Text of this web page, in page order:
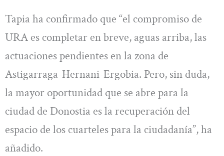
Tapia ha confirmado que “el compromiso de
URA es completar en breve, aguas arriba, las
actuaciones pendientes en la zona de
Astigarraga-Hernani-Ergobia. Pero, sin duda,
la mayor oportunidad que se abre para la
ciudad de Donostia es la recuperación del
espacio de los cuarteles para la ciudadanía”, ha
añadido.